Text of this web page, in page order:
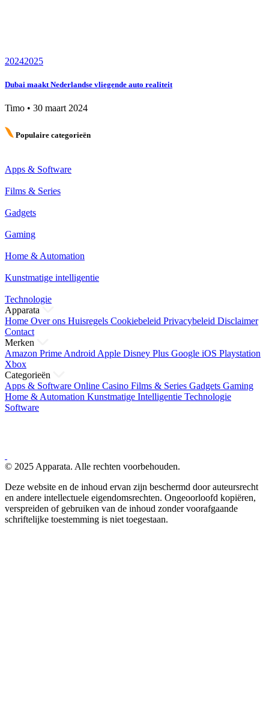
20242025
Dubai maakt Nederlandse vliegende auto realiteit
Timo • 30 maart 2024
Populaire categorieën
Apps & Software
Films & Series
Gadgets
Gaming
Home & Automation
Kunstmatige intelligentie
Technologie
Apparata
Home Over ons Huisregels Cookiebeleid Privacybeleid Disclaimer
Contact
Merken
Amazon Prime Android Apple Disney Plus Google iOS Playstation
Xbox
Categorieën
Apps & Software Online Casino Films & Series Gadgets Gaming
Home & Automation Kunstmatige Intelligentie Technologie
Software
© 2025 Apparata. Alle rechten voorbehouden.
Deze website en de inhoud ervan zijn beschermd door auteursrecht
en andere intellectuele eigendomsrechten. Ongeoorloofd kopiëren,
verspreiden of gebruiken van de inhoud zonder voorafgaande
schriftelijke toestemming is niet toegestaan.